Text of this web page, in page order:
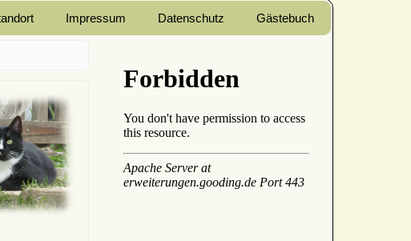
Gästebuch
Datenschutz
Impressum